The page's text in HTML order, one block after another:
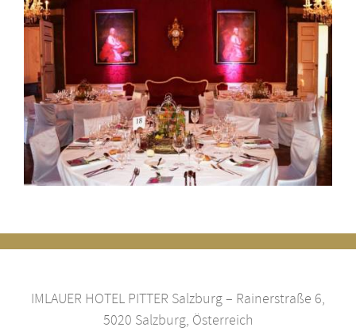
IMLAUER HOTEL PITTER Salzburg – Rainerstraße 6,
5020 Salzburg, Österreich